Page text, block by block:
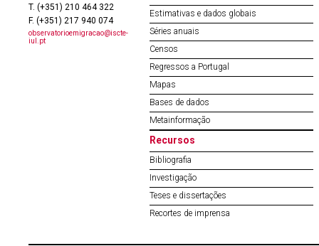
T. (+351) 210 464 322
F. (+351) 217 940 074
observatorioemigracao@iscte-
iul.pt
Estimativas e dados globais
Séries anuais
Censos
Regressos a Portugal
Mapas
Bases de dados
Metainformação
Recursos
Bibliografia
Investigação
Teses e dissertações
Recortes de imprensa